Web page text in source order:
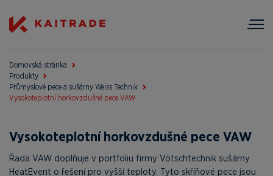
Domovská stránka
Produkty
Průmyslové pece a sušárny Weiss Technik
Vysokoteplotní horkovzdušné pece VAW
Vysokoteplotní horkovzdušné pece VAW
Řada VAW doplňuje v portfoliu firmy Vötschtechnik sušárny
HeatEvent o řešení pro vyšší teploty. Tyto skříňové pece jsou